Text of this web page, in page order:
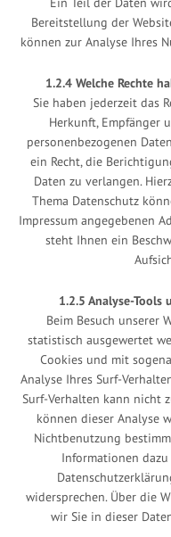
Bereitstellung der
können zur Analyse Ihres
1.2.4 Welche Rechte
Sie haben jederzeit das
Herkunft, Empfänger
personenbezogenen
ein Recht, die
Daten zu verlangen.
Thema Datenschutz
Impressum angegebenen
steht Ihnen ein
1.2.5 Analyse-
Beim Besuch unserer
statistisch ausgewertet
Cookies und mit
Analyse Ihres Surf-
Surf-Verhalten kann nicht
können dieser Analyse
Nichtbenutzung
Informationen
widersprechen. Über die
wir Sie in dieser